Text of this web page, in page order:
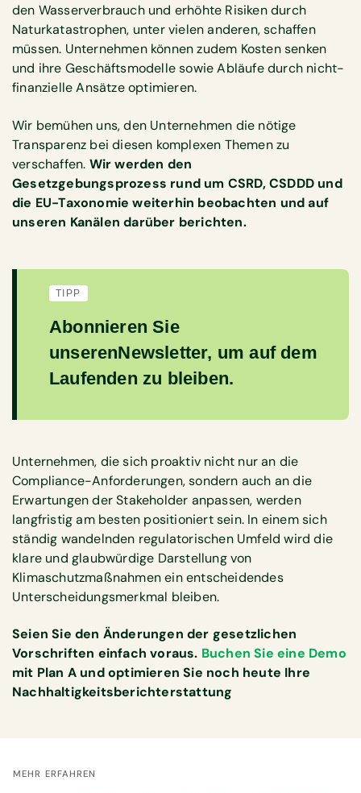
den Wasserverbrauch und erhöhte Risiken durch
Naturkatastrophen, unter vielen anderen, schaffen
müssen. Unternehmen können zudem Kosten senken
und ihre Geschäftsmodelle sowie Abläufe durch nicht-
finanzielle Ansätze optimieren.
Wir bemühen uns, den Unternehmen die nötige
Transparenz bei diesen komplexen Themen zu
verschaffen. Wir werden den
Gesetzgebungsprozess rund um CSRD, CSDDD und
die EU-Taxonomie weiterhin beobachten und auf
unseren Kanälen darüber berichten.
TIPP
Abonnieren Sie
unserenNewsletter, um auf dem
Laufenden zu bleiben.
Unternehmen, die sich proaktiv nicht nur an die
Compliance-Anforderungen, sondern auch an die
Erwartungen der Stakeholder anpassen, werden
langfristig am besten positioniert sein. In einem sich
ständig wandelnden regulatorischen Umfeld wird die
klare und glaubwürdige Darstellung von
Klimaschutzmaßnahmen ein entscheidendes
Unterscheidungsmerkmal bleiben.
Seien Sie den Änderungen der gesetzlichen
Vorschriften einfach voraus. Buchen Sie eine Demo
mit Plan A und optimieren Sie noch heute Ihre
Nachhaltigkeitsberichterstattung
MEHR ERFAHREN